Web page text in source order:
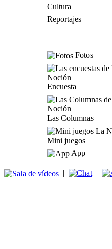
Cultura
Reportajes
Fotos
Encuesta
Las Columnas
Mini juegos
App
| |